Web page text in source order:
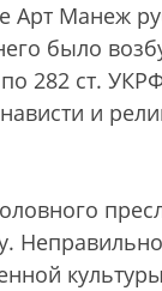
Арт Манеж
было
282 ст.
и